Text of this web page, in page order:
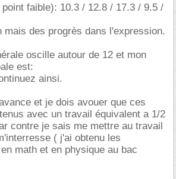
point faible): 10.3 / 12.8 / 17.3 / 9.5 /
mais des progrès dans l'expression.
oscille autour de 12 et mon
est:
ainsi.
et je dois avouer que ces
avec un travail équivalent a 1/2
contre je sais me mettre au travail
( j'ai obtenu les
math et en physique au bac